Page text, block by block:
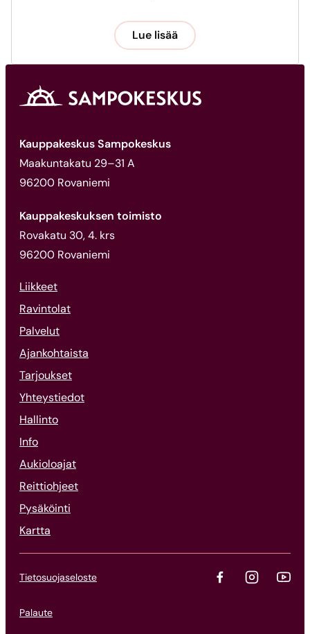
Lue lisää
Kauppakeskus Sampokeskus
Maakuntakatu 29–31 A
96200 Rovaniemi
Kauppakeskuksen toimisto
Rovakatu 30, 4. krs
96200 Rovaniemi
Liikkeet
Ravintolat
Palvelut
Ajankohtaista
Tarjoukset
Yhteystiedot
Hallinto
Info
Aukioloajat
Reittiohjeet
Pysäköinti
Kartta
Tietosuojaseloste
Palaute